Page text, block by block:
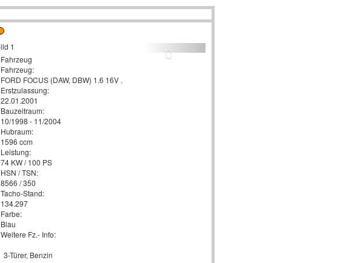
Fahrzeug
Fahrzeug:
FORD FOCUS (DAW, DBW) 1.6 16V .
Erstzulassung:
22.01.2001
Bauzeitraum:
10/1998 - 11/2004
Hubraum:
1596 ccm
Leistung:
74 KW / 100 PS
HSN / TSN:
8566 / 350
Tacho-Stand:
134.297
Farbe:
Blau
Weitere Fz.- Info:
3-Türer, Benzin